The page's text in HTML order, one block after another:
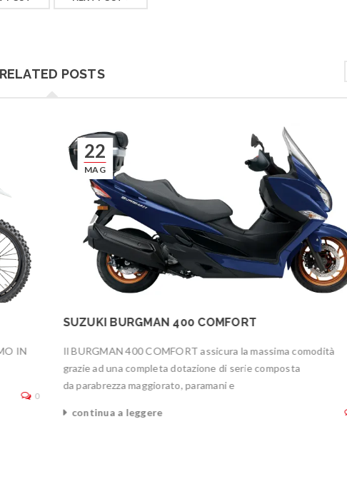
RELATED POSTS
IN
0
22
MAG
SUZUKI BURGMAN 400 COMFORT
Il BURGMAN 400 COMFORT assicura la massima comodità
grazie ad una completa dotazione di serie composta
da parabrezza maggiorato, paramani e
continua a leggere